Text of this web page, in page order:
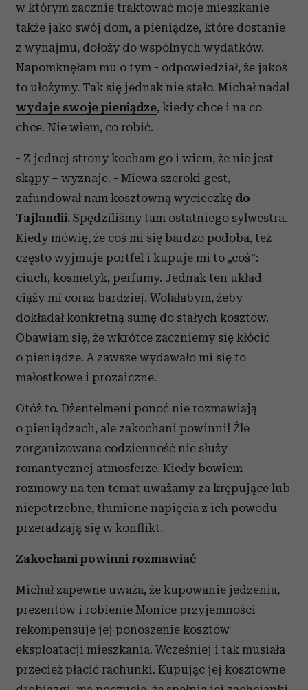
w którym zacznie traktować moje mieszkanie
także jako swój dom, a pieniądze, które dostanie
z wynajmu, dołoży do wspólnych wydatków.
Napomknęłam mu o tym - odpowiedział, że jakoś
to ułożymy. Tak się jednak nie stało. Michał nadal
wydaje swoje pieniądze, kiedy chce i na co
chce. Nie wiem, co robić.
- Z jednej strony kocham go i wiem, że nie jest
skąpy – wyznaje. - Miewa szeroki gest,
zafundował nam kosztowną wycieczkę do
Tajlandii. Spędziliśmy tam ostatniego sylwestra.
Kiedy mówię, że coś mi się bardzo podoba, też
często wyjmuje portfel i kupuje mi to „coś":
ciuch, kosmetyk, perfumy. Jednak ten układ
ciąży mi coraz bardziej. Wolałabym, żeby
dokładał konkretną sumę do stałych kosztów.
Obawiam się, że wkrótce zaczniemy się kłócić
o pieniądze. A zawsze wydawało mi się to
małostkowe i prozaiczne.
Otóż to. Dżentelmeni ponoć nie rozmawiają
o pieniądzach, ale zakochani powinni! Źle
zorganizowana codzienność nie służy
romantycznej atmosferze. Kiedy bowiem
rozmowy na ten temat uważamy za krępujące lub
niepotrzebne, tłumione napięcia z ich powodu
przeradzają się w konflikt.
Zakochani powinni rozmawiać
Michał zapewne uważa, że kupowanie jedzenia,
prezentów i robienie Monice przyjemności
rekompensuje jej ponoszenie kosztów
eksploatacji mieszkania. Wcześniej i tak musiała
przecież płacić rachunki. Kupując jej kosztowne